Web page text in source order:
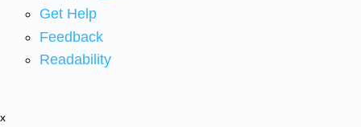
Get Help
Feedback
Readability
x